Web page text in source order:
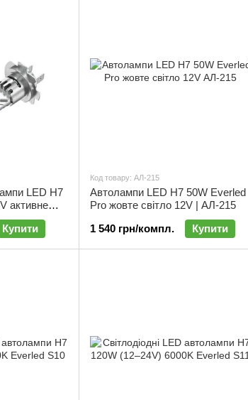
LED H7
активне
Купити
Код товару: АЛ-215
Автолампи LED H7 50W Everled
Pro жовте світло 12V | АЛ-215
1 540 грн/компл.
Купити